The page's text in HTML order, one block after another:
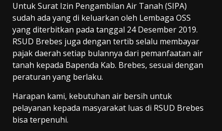
Untuk Surat Izin Pengambilan Air Tanah (SIPA)
sudah ada yang di keluarkan oleh Lembaga OSS
yang diterbitkan pada tanggal 24 Desember 2019.
RSUD Brebes juga dengan tertib selalu membayar
pajak daerah setiap bulannya dari pemanfaatan air
tanah kepada Bapenda Kab. Brebes, sesuai dengan
peraturan yang berlaku.
Harapan kami, kebutuhan air bersih untuk
pelayanan kepada masyarakat luas di RSUD Brebes
bisa terpenuhi.